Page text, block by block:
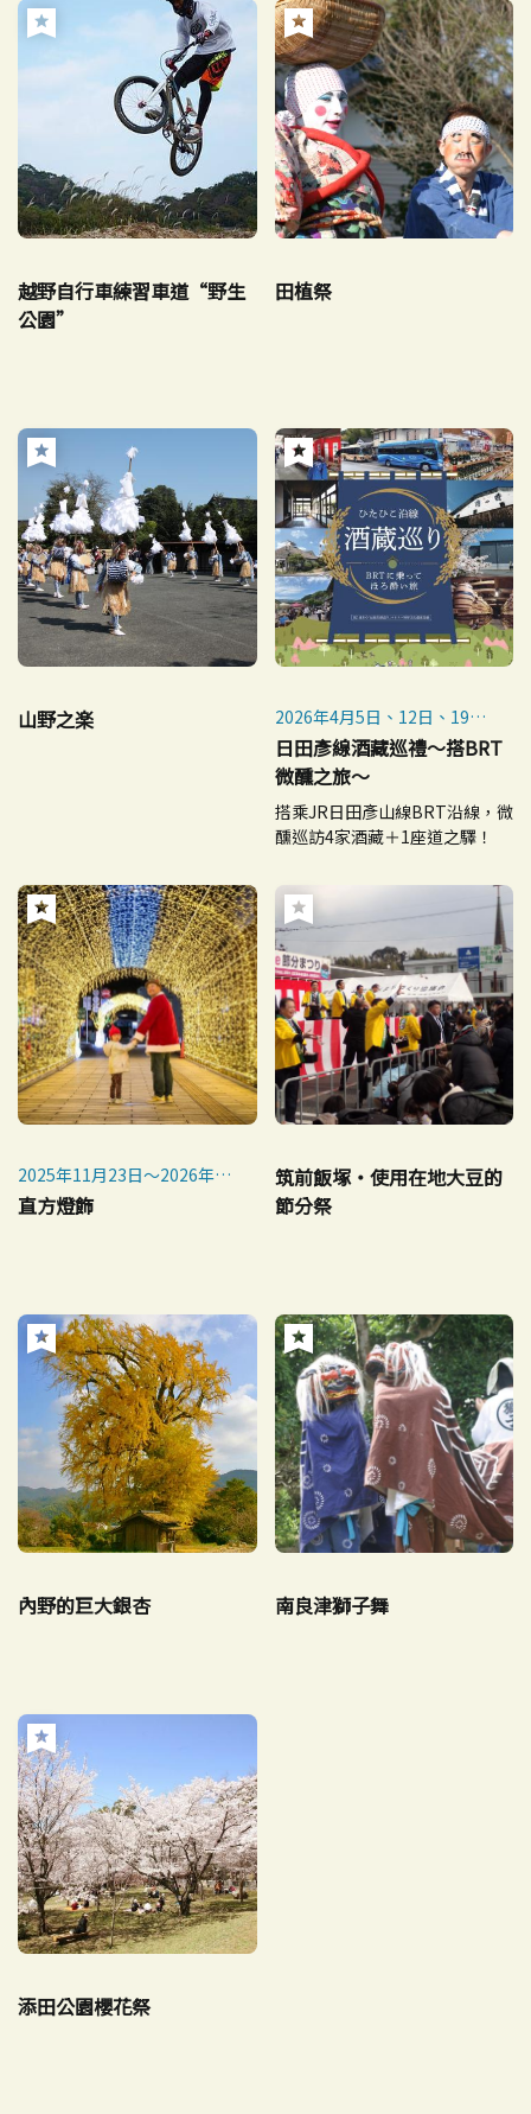
越野自行車練習車道“野生
公園”
田植祭
山野之楽
2026年4月5日、12日、19
日、26日（週日）
日田彥線酒藏巡禮～搭BRT
微醺之旅～
搭乘JR日田彥山線BRT沿線，微
醺巡訪4家酒藏＋1座道之驛！
2025年11月23日～2026年1
月12日
直方燈飾
筑前飯塚・使用在地大豆的
節分祭
內野的巨大銀杏 南良津獅子舞
添田公園櫻花祭